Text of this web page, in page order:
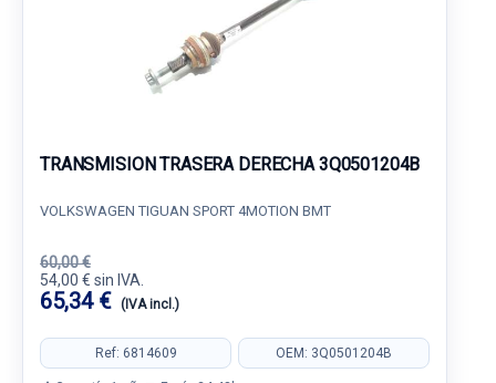
TRANSMISION TRASERA DERECHA 3Q0501204B
VOLKSWAGEN TIGUAN SPORT 4MOTION BMT
60,00 €
54,00 € sin IVA.
65,34 € (IVA incl.)
Ref: 6814609 OEM: 3Q0501204B